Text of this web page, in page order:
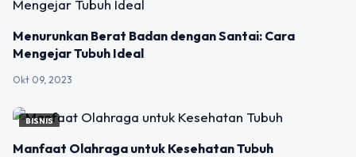
Menurunkan Berat Badan dengan Santai: Cara
Mengejar Tubuh Ideal
Okt 09, 2023
BISNIS
Manfaat Olahraga untuk Kesehatan Tubuh